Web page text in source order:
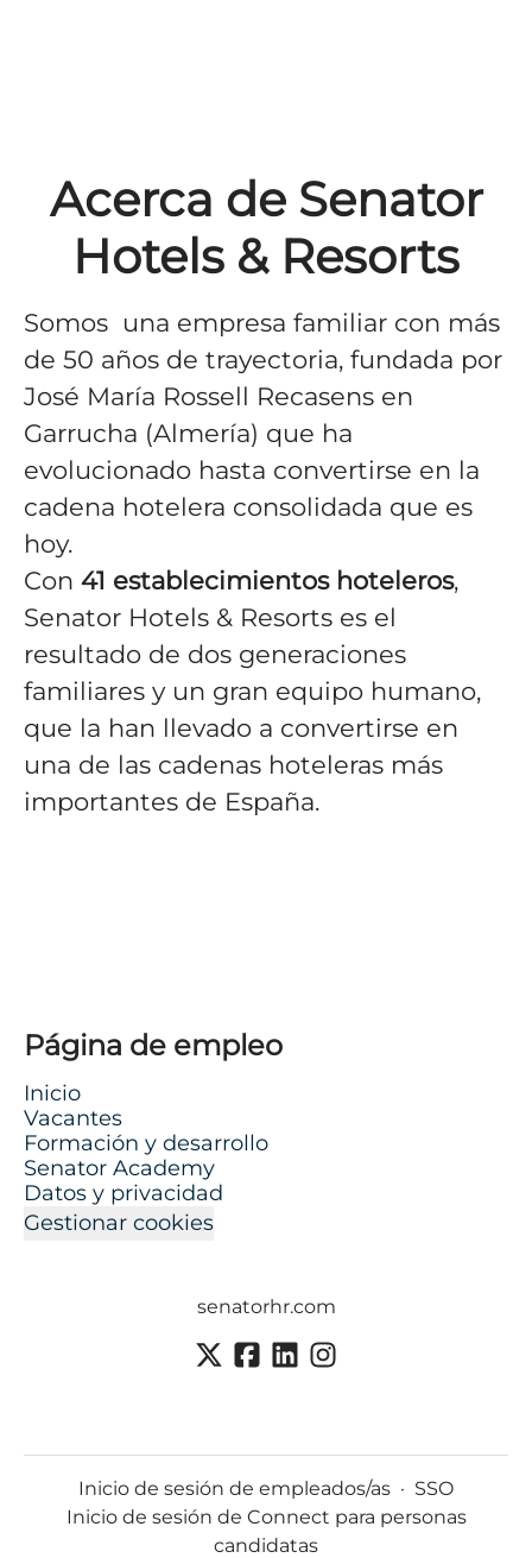
Acerca de Senator
Hotels & Resorts
Somos una empresa familiar con más
de 50 años de trayectoria, fundada por
José María Rossell Recasens en
Garrucha (Almería) que ha
evolucionado hasta convertirse en la
cadena hotelera consolidada que es
hoy.
Con 41 establecimientos hoteleros,
Senator Hotels & Resorts es el
resultado de dos generaciones
familiares y un gran equipo humano,
que la han llevado a convertirse en
una de las cadenas hoteleras más
importantes de España.
Página de empleo
Inicio
Vacantes
Formación y desarrollo
Senator Academy
Datos y privacidad
Gestionar cookies
senatorhr.com
Inicio de sesión de empleados/as · SSO
Inicio de sesión de Connect para personas
candidatas